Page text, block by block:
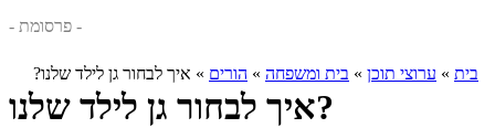
- פרסומת -
בית » ערוצי תוכן » בית ומשפחה » הורים » איך לבחור גן לילד שלנו?
איך לבחור גן לילד שלנו?